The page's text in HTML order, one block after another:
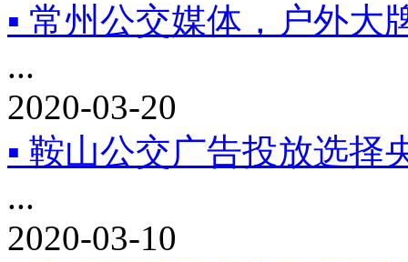
▪ 常州公交媒体，户外大
...
2020-03-20
▪ 鞍山公交广告投放选择
...
2020-03-10